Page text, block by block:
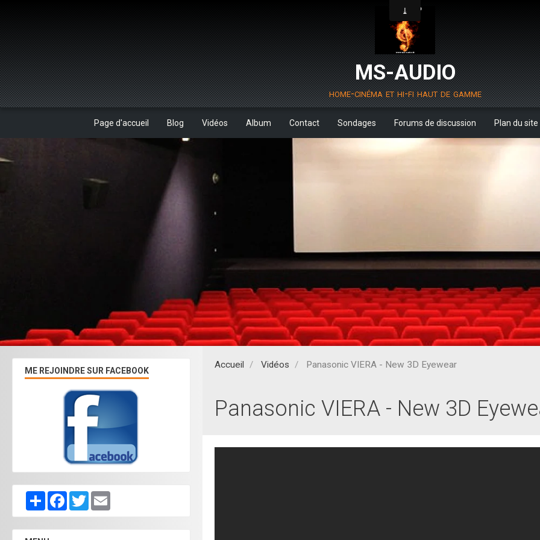
MS-AUDIO
home-cinéma et hi-fi haut de gamme
Page d'accueil Blog Vidéos Album Contact Sondages Forums de discussion Plan du site
Accueil Vidéos Panasonic VIERA - New 3D Eyewear
Panasonic VIERA - New 3D
ME REJOINDRE SUR FACEBOOK
PartagerFacebook
Twitter